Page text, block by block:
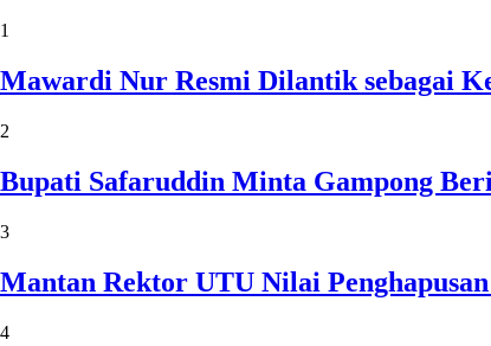
1
Mawardi Nur Resmi Dilantik sebagai
2
Bupati Safaruddin Minta Gampong
3
Mantan Rektor UTU Nilai
4